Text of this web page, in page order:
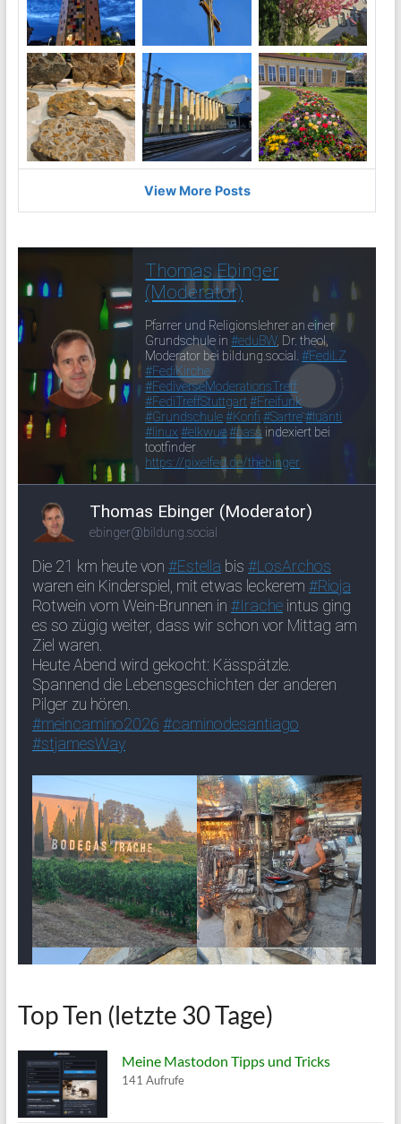
Top Ten (letzte 30 Tage)
Meine Mastodon Tipps und Tricks
141 Aufrufe